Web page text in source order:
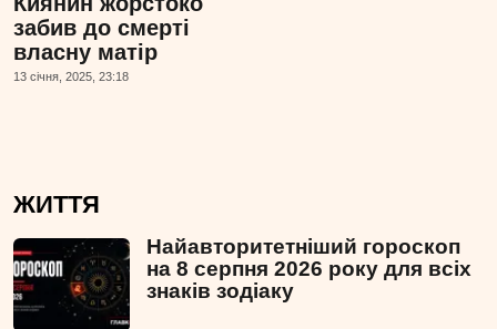
забив до смерті
власну матір
13 сiчня, 2025, 23:18
ЖИТТЯ
Найавторитетніший гороскоп
на 8 серпня 2026 року для всіх
знаків зодіаку